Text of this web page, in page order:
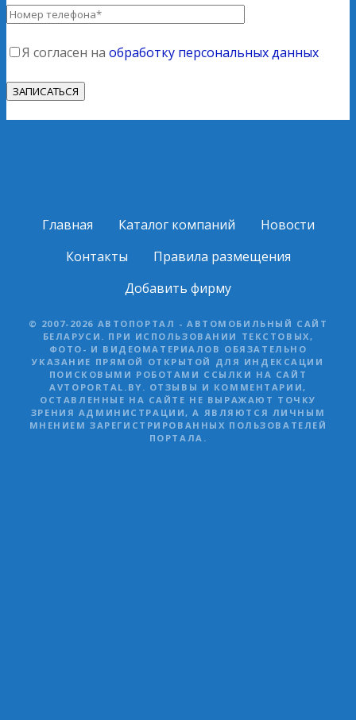
Я согласен на обработку персональных данных
Главная Каталог компаний
Новости
Контакты
Правила размещения
Добавить фирму
© 2007-2026 АВТОПОРТАЛ - АВТОМОБИЛЬНЫЙ САЙТ
БЕЛАРУСИ. ПРИ ИСПОЛЬЗОВАНИИ ТЕКСТОВЫХ,
ФОТО- И ВИДЕОМАТЕРИАЛОВ ОБЯЗАТЕЛЬНО
УКАЗАНИЕ ПРЯМОЙ ОТКРЫТОЙ ДЛЯ ИНДЕКСАЦИИ
ПОИСКОВЫМИ РОБОТАМИ ССЫЛКИ НА САЙТ
AVTOPORTAL.BY. ОТЗЫВЫ И КОММЕНТАРИИ,
ОСТАВЛЕННЫЕ НА САЙТЕ НЕ ВЫРАЖАЮТ ТОЧКУ
ЗРЕНИЯ АДМИНИСТРАЦИИ, А ЯВЛЯЮТСЯ ЛИЧНЫМ
МНЕНИЕМ ЗАРЕГИСТРИРОВАННЫХ ПОЛЬЗОВАТЕЛЕЙ
ПОРТАЛА.